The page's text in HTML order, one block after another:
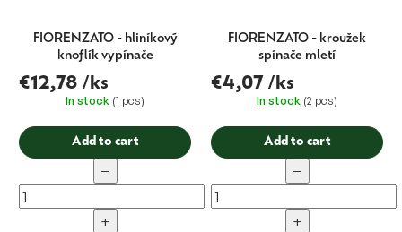
FIORENZATO - hliníkový
knoflík vypínače
€12,78 /ks
In stock (1 pcs)
Add to cart
−
+
FIORENZATO - kroužek
spínače mletí
€4,07 /ks
In stock (2 pcs)
Add to cart
−
+